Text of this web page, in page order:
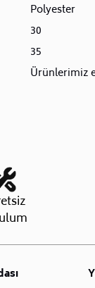
Polyester
30
35
Ürünlerimiz